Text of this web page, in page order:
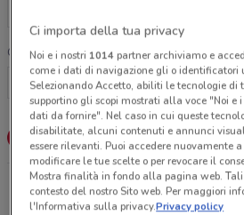
Cerca una catena
Lista
Via L.Go Vittorio Boschetti, 5
45 m
Ci importa della tua privacy
Noi e i nostri 1014partner archiviamo e
come i dati di navigazione gli o identificatori
Selezionando Accetto, abiliti le tecnologie
supportino gli scopi mostrati alla voce "Noi e
dati da fornire". Nel caso in cui queste
disabilitate, alcuni contenuti e annunci
essere rilevanti. Puoi accedere nuovamente
modificare le tue scelte o per revocare il
Mostra finalità in fondo alla pagina web.
contesto del nostro Sito web. Per maggiori
l'Informativa sulla privacy.Privacy policy